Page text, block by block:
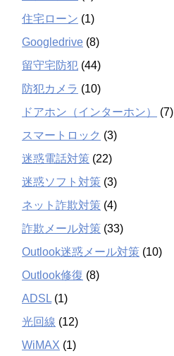
住宅ローン (1)
Googledrive (8)
留守宅防犯 (44)
防犯カメラ (10)
ドアホン（インターホン）
(7)
スマートロック (3)
迷惑電話対策 (22)
迷惑ソフト対策 (3)
ネット詐欺対策 (4)
詐欺メール対策 (33)
Outlook迷惑メール対策 (10)
Outlook修復 (8)
ADSL (1)
光回線 (12)
WiMAX (1)